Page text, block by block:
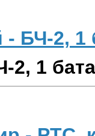
БЧ-2, 1
1